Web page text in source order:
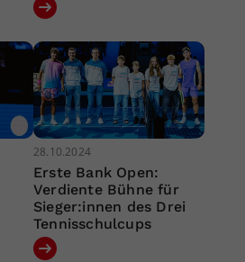
28.10.2024
Erste Bank Open:
Verdiente Bühne für
Sieger:innen des Drei
Tennisschulcups